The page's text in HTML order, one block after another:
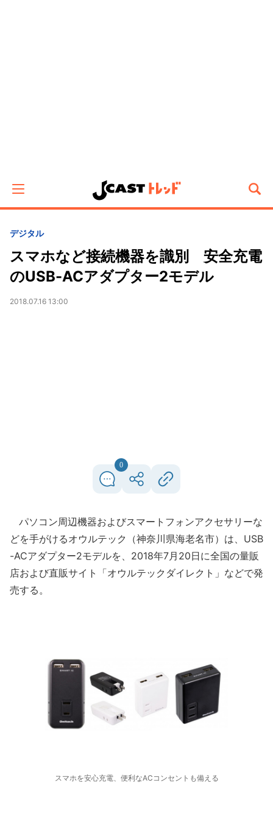
デジタル
スマホなど接続機器を識別 安全充電
のUSB-ACアダプター2モデル
2018.07.16 13:00
0
パソコン周辺機器およびスマートフォンアクセサリーな
どを手がけるオウルテック（神奈川県海老名市）は、USB
-ACアダプター2モデルを、2018年7月20日に全国の量販
店および直販サイト「オウルテックダイレクト」などで発
売する。
スマホを安心充電、便利なACコンセントも備える